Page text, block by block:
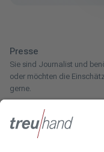
Presse
Sie sind Journalist und
oder möchten die
gerne.
Innotax